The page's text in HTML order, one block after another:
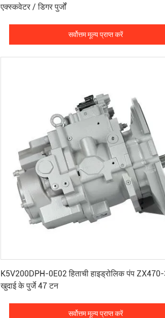
एक्स्कवेटर / डिगर पुर्जों
सर्वोत्तम मूल्य प्राप्त करें
K5V200DPH-0E02 हिताची हाइड्रोलिक पंप ZX470-
खुदाई के पुर्जे 47 टन
सर्वोत्तम मूल्य प्राप्त करें